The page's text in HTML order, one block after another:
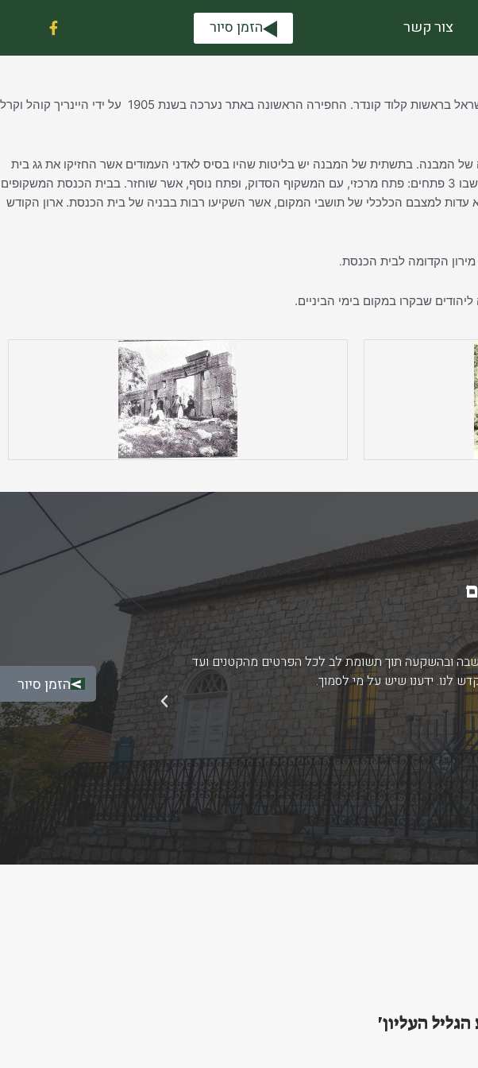
צור קשר הזמן סיור
F
a
o
אתר בית הכנסת נסקר במסגרת סקר ארץ ישראל המערבית שהתקיים בשנת 1875 על ידי משלחת של הקרן לחקר ארץ ישראל בראשות קלוד קונדר. החפירה הראשונה באתר נערכה בשנת 1905 על ידי היינריך קוהל וקרל
כי הגיע לגובה של המבנה. בתשתית של המבנה יש בליטות שהיו בסיס לאדני העמודים אשר החזיקו את גג בית
הכנסת. בית הכנסת מכוון לירושלים , והוא המבנה הארוך מסוגו שנמצא בארץ עד כה. מקירותיו שרד בעיקר הקיר הדרומי, שבו 3 פתחים: פתח מרכזי, עם המשקוף הסדוק, ופתח נוסף, אשר שוחזר. בבית הכנסת המשקופים
עדות למצבם הכלכלי של תושבי המקום, אשר השקיעו רבות בבניה של בית הכנסת. ארון הקודש
הקדומה לבית הכנסת.
שבקרו במקום בימי הביניים.
ובהשקעה תוך תשומת לב לכל הפרטים מהקטנים ועד
לנו. ידענו שיש על מי לסמוך.
ברצוני להודות לכם
הבא
העליון'
הזמן סיור